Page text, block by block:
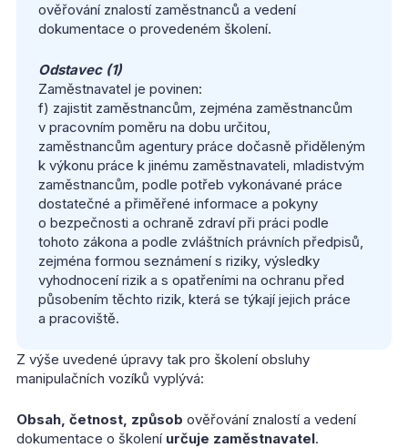
ověřování znalostí zaměstnanců a vedení
dokumentace o provedeném školení.
Odstavec (1)
Zaměstnavatel je povinen:
f) zajistit zaměstnancům, zejména zaměstnancům
v pracovním poměru na dobu určitou,
zaměstnancům agentury práce dočasně přiděleným
k výkonu práce k jinému zaměstnavateli, mladistvým
zaměstnancům, podle potřeb vykonávané práce
dostatečné a přiměřené informace a pokyny
o bezpečnosti a ochraně zdraví při práci podle
tohoto zákona a podle zvláštních právních předpisů,
zejména formou seznámení s riziky, výsledky
vyhodnocení rizik a s opatřeními na ochranu před
působením těchto rizik, která se týkají jejich práce
a pracoviště.
Z výše uvedené úpravy tak pro školení obsluhy
manipulačních vozíků vyplývá:
Obsah, četnost, způsob ověřování znalostí a vedení
dokumentace o školení určuje zaměstnavatel.